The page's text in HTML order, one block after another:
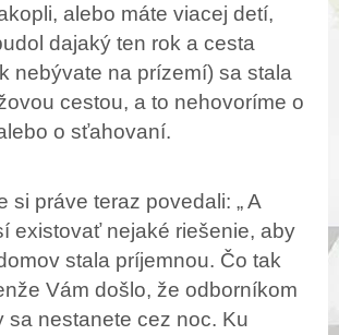
alebo máte viacej detí,
dajaký ten rok a cesta
nebývate na prízemí) sa stala
cestou, a to nehovoríme o
o sťahovaní.
si práve teraz povedali: „ A
existovať nejaké riešenie, aby
stala príjemnou. Čo tak
Vám došlo, že odborníkom
sa nestanete cez noc. Ku